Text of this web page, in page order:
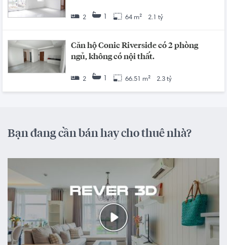
2 1 64 m² 2.1 tỷ
Căn hộ Conic Riverside có 2 phòng
ngủ, không có nội thất.
2 1 66.51 m² 2.3 tỷ
Bạn đang cần bán hay cho thuê nhà?